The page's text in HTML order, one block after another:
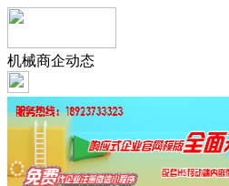
机械商企动态